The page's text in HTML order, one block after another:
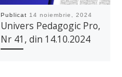
Publicat 14 noiembrie, 2024
Univers Pedagogic Pro,
Nr 41, din 14.10.2024